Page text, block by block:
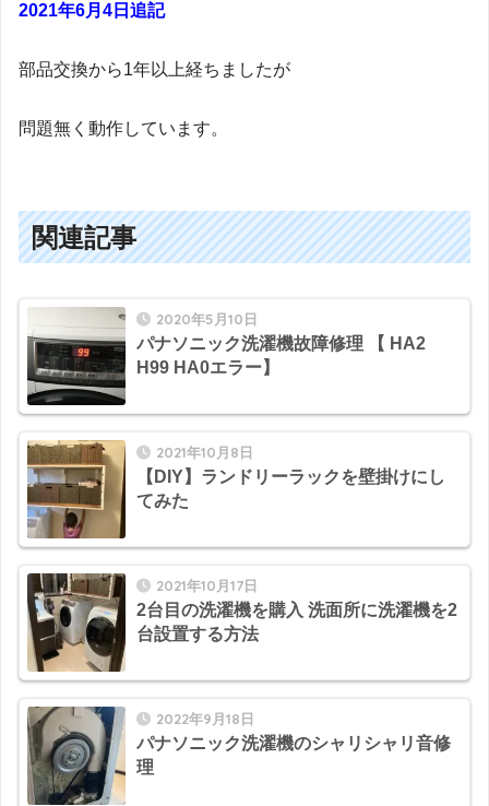
2021年6月4日追記
部品交換から1年以上経ちましたが
問題無く動作しています。
関連記事
2020年5月10日
パナソニック洗濯機故障修理 【 HA2
H99 HA0エラー】
2021年10月8日
【DIY】ランドリーラックを壁掛けにし
てみた
2021年10月17日
2台目の洗濯機を購入 洗面所に洗濯機を2
台設置する方法
2022年9月18日
パナソニック洗濯機のシャリシャリ音修
理